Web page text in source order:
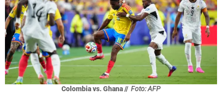
Colombia vs. Ghana // Foto: AFP